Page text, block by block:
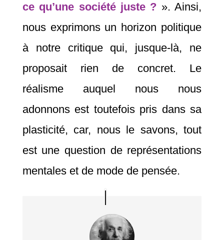
ce qu’une société juste ? ». Ainsi,
nous exprimons un horizon politique
à notre critique qui, jusque-là, ne
proposait rien de concret. Le
réalisme auquel nous nous
adonnons est toutefois pris dans sa
plasticité, car, nous le savons, tout
est une question de représentations
mentales et de mode de pensée.